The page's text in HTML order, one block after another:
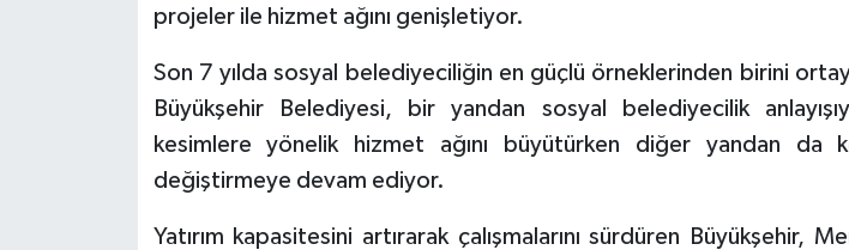
projeler ile hizmet ağını genişletiyor.
Son 7 yılda sosyal belediyeciliğin en güçlü örneklerinden birini
Büyükşehir Belediyesi, bir yandan sosyal belediyecilik
kesimlere yönelik hizmet ağını büyütürken diğer yandan da
değiştirmeye devam ediyor.
Yatırım kapasitesini artırarak çalışmalarını sürdüren Büyükşehir,